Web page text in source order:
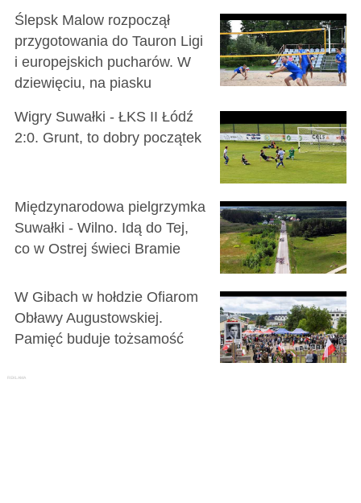
Ślepsk Malow rozpoczął
przygotowania do Tauron Ligi
i europejskich pucharów. W
dziewięciu, na piasku
Wigry Suwałki - ŁKS II Łódź
2:0. Grunt, to dobry początek
Międzynarodowa pielgrzymka
Suwałki - Wilno. Idą do Tej,
co w Ostrej świeci Bramie
W Gibach w hołdzie Ofiarom
Obławy Augustowskiej.
Pamięć buduje tożsamość